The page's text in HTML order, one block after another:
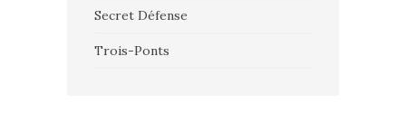
Secret Défense
Trois-Ponts